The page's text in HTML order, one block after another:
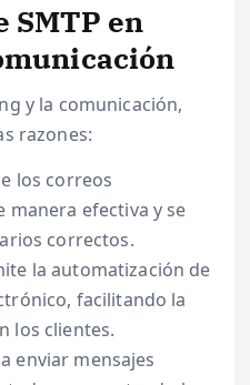
SMTP en
y la comunicación,
razones:
los correos
manera efectiva y se
correctos.
la automatización de
facilitando la
los clientes.
enviar mensajes